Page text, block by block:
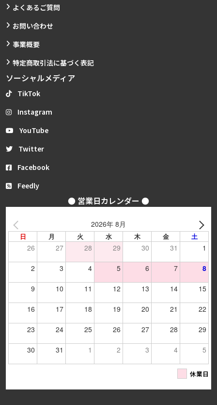
よくあるご質問
お問い合わせ
事業概要
特定商取引法に基づく表記
ソーシャルメディア
TikTok
Instagram
YouTube
Twitter
Facebook
Feedly
● 営業日カレンダー ●
2026年 8月
日 月 火 水 木 金 土
26 27 28 29 30 31 1
2 3 4 5 6 7 8
9 10 11 12 13 14 15
16 17 18 19 20 21 22
23 24 25 26 27 28 29
30 31 1 2 3 4 5
休業日